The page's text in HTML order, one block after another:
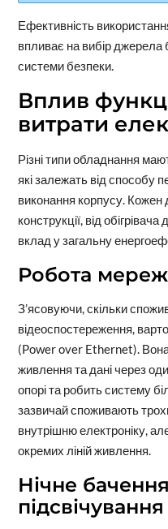
Ефективність
впливає на вибір джерела
системи безпеки.
Вплив
витрати
Різні типи обладнання
які залежать від способу
виконання корпусу.
конструкції, від
вклад у загальну
Робота
З’ясовуючи, скільки
відеоспостереження,
(Power over Ethernet).
живлення та дані через
опорі та робить систему
зазвичай споживають
внутрішню електроніку,
окремих ліній живлення.
Нічне
підсвічування